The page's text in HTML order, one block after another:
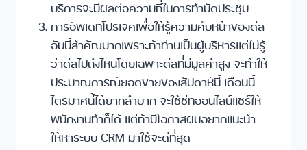
บริการจะมีผลต่อความถี่ในการทำนัดประชุม
การอัพเดทโปรเจคเพื่อให้รู้ความคืบหน้าของดีล
อันนี้สำคัญมากเพราะถ้าท่านเป็นผู้บริหารแต่ไม่รู้
ว่าดีลไปถึงไหนโดยเฉพาะดีลที่มีมูลค่าสูง จะทำให้
ประมาณการณ์ยอดขายของสัปดาห์นี้ เดือนนี้
ไตรมาศนี้ได้ยากลำบาก จะใช้ชีทออนไลน์แชร์ให้
พนักงานทำก็ได้ แต่ถ้ามีโอกาสผมอยากแนะนำ
ให้หาระบบ CRM มาใช้จะดีที่สุด